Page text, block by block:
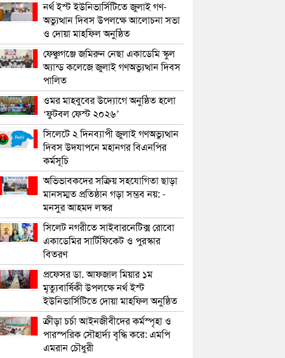
নর্থ ইস্ট ইউনিভার্সিটিতে জুলাই গণ-
অভ্যুত্থান দিবস উপলক্ষে আলোচনা সভা
ও দোয়া মাহফিল অনুষ্ঠিত
ফেঞ্চুগঞ্জে জমিরুন নেছা একাডেমি স্কুল
অ্যান্ড কলেজে জুলাই গণঅভ্যুত্থান দিবস
পালিত
ওমর মাহবুবের উদ্যোগে অনুষ্ঠিত হলো
‘ফুটবল ফেস্ট ২০২৬’
সিলেটে ২ দিনব্যাপী জুলাই গণঅভ্যুত্থান
দিবস উদযাপনে মহানগর বিএনপির
কর্মসূচি
অভিভাবকদের সক্রিয় সহযোগিতা ছাড়া
মানসম্মত প্রতিষ্ঠান গড়া সম্ভব নয়: -
মনসুর আহমদ লস্কর
সিলেট নগরীতে সাইবারনেটিক্স রোবো
একাডেমির সার্টিফিকেট ও পুরস্কার
বিতরণ
প্রফেসর ডা. আফজাল মিয়ার ১ম
মৃত্যুবার্ষিকী উপলক্ষে নর্থ ইস্ট
ইউনিভার্সিটিতে দোয়া মাহফিল অনুষ্ঠিত
ক্রীড়া চর্চা আইনজীবীদের কর্মস্পৃহা ও
পারস্পরিক সৌহার্দ্য বৃদ্ধি করে: এমপি
এমরান চৌধুরী